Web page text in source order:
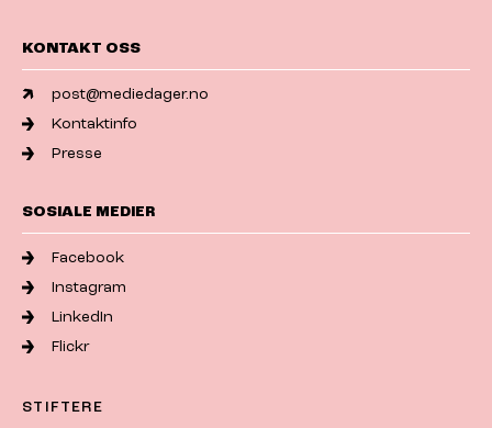
KONTAKT OSS
post@mediedager.no
Kontaktinfo
Presse
SOSIALE MEDIER
Facebook
Instagram
LinkedIn
Flickr
STIFTERE